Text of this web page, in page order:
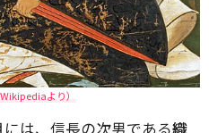
より）
は、信長の次男である織